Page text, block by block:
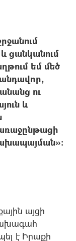
ցանկանում
եմ մեծ
ու
և
այցի
է Իրաքի